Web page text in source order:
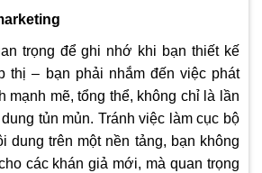
trọng để ghi nhớ khi bạn thiết kế
thị – bạn phải nhắm đến việc phát
mạnh mẽ, tổng thể, không chỉ là lần
tủn mủn. Tránh việc làm cục bộ
dung trên một nền tảng, bạn không
các khán giả mới, mà quan trọng